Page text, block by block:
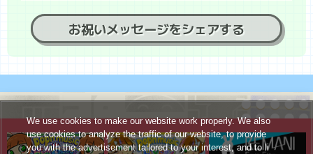
お祝いメッセージをシェアする
We use cookies to make our website work properly. We also
use cookies to analyze the traffic of our website, to provide
you with the advertisement tailored to your interest, and to li